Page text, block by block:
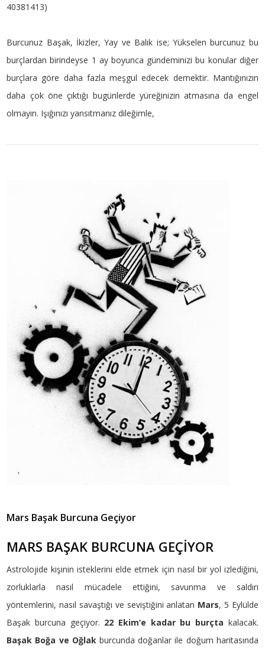
40381413)
Burcunuz Başak, İkizler, Yay ve Balık ise; Yükselen burcunuz bu
burçlardan birindeyse 1 ay boyunca gündeminizi bu konular diğer
burçlara göre daha fazla meşgul edecek demektir. Mantığınızın
daha çok öne çıktığı bugünlerde yüreğinizin atmasına da engel
olmayın. Işığınızı yansıtmanız dileğimle,
Mars Başak Burcuna Geçiyor
MARS BAŞAK BURCUNA GEÇİYOR
Astrolojide kişinin isteklerini elde etmek için nasıl bir yol izlediğini,
zorluklarla nasıl mücadele ettiğini, savunma ve saldırı
yöntemlerini, nasıl savaştığı ve seviştiğini anlatan Mars, 5 Eylülde
Başak burcuna geçiyor. 22 Ekim’e kadar bu burçta kalacak.
Başak Boğa ve Oğlakburcunda doğanlar ile doğum haritasında